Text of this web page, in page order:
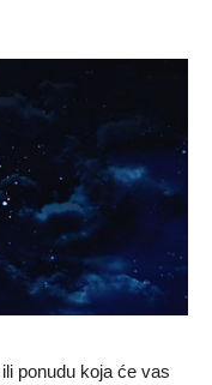
ponudu koja će vas